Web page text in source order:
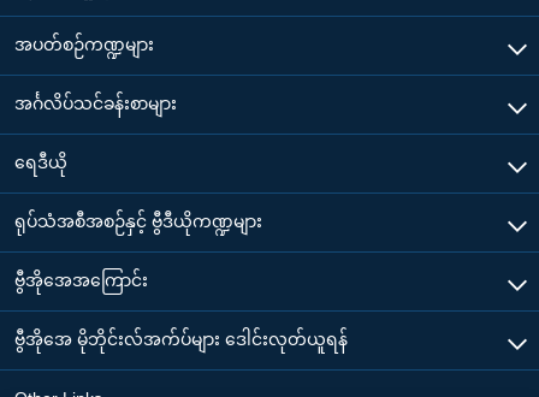
အပတ်စဉ်ကဏ္ဍများ
အင်္ဂလိပ်သင်ခန်းစာများ
ရေဒီယို
ရုပ်သံအစီအစဉ်နှင့် ဗွီဒီယိုကဏ္ဍများ
ဗွီအိုအေအကြောင်း
ဗွီအိုအေ မိုဘိုင်းလ်အက်ပ်များ ဒေါင်းလုတ်ယူရန်